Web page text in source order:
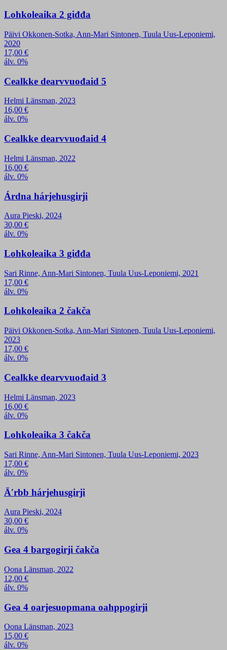
Lohkoleaika 2 giđđa
Päivi Okkonen-Sotka, Ann-Mari Sintonen, Tuula Uus-Leponiemi,
2020
17,00 €
álv. 0%
Cealkke dearvvuođaid 5
Helmi Länsman, 2023
16,00 €
álv. 0%
Cealkke dearvvuođaid 4
Helmi Länsman, 2022
16,00 €
álv. 0%
Árdna hárjehusgirji
Aura Pieski, 2024
30,00 €
álv. 0%
Lohkoleaika 3 giđđa
Sari Rinne, Ann-Mari Sintonen, Tuula Uus-Leponiemi, 2021
17,00 €
álv. 0%
Lohkoleaika 2 čakča
Päivi Okkonen-Sotka, Ann-Mari Sintonen, Tuula Uus-Leponiemi,
2023
17,00 €
álv. 0%
Cealkke dearvvuođaid 3
Helmi Länsman, 2023
16,00 €
álv. 0%
Lohkoleaika 3 čakča
Sari Rinne, Ann-Mari Sintonen, Tuula Uus-Leponiemi, 2023
17,00 €
álv. 0%
Äʹrbb hárjehusgirji
Aura Pieski, 2024
30,00 €
álv. 0%
Gea 4 bargogirji čakča
Oona Länsman, 2022
12,00 €
álv. 0%
Gea 4 oarjesuopmana oahppogirji
Oona Länsman, 2023
15,00 €
álv. 0%